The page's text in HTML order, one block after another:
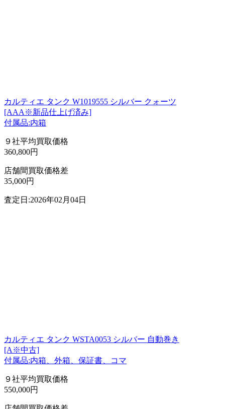
カルティエ タンク W1019555 シルバー クォーツ
[AAA※新品仕上げ済み]
付属品:内箱
９社平均買取価格
360,800円
店舗間買取価格差
35,000円
査定日:2026年02月04日
カルティエ タンク WSTA0053 シルバー 自動巻き
[A※中古]
付属品:内箱、外箱、保証書、コマ
９社平均買取価格
550,000円